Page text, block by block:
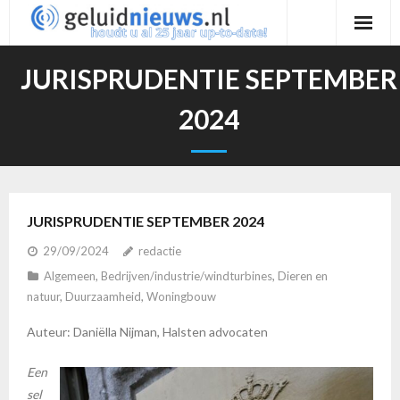
JURISPRUDENTIE SEPTEMBER
2024
JURISPRUDENTIE SEPTEMBER 2024
29/09/2024
redactie
Algemeen, Bedrijven/industrie/windturbines, Dieren en
natuur, Duurzaamheid, Woningbouw
Auteur: Daniëlla Nijman, Halsten advocaten
Een
sel